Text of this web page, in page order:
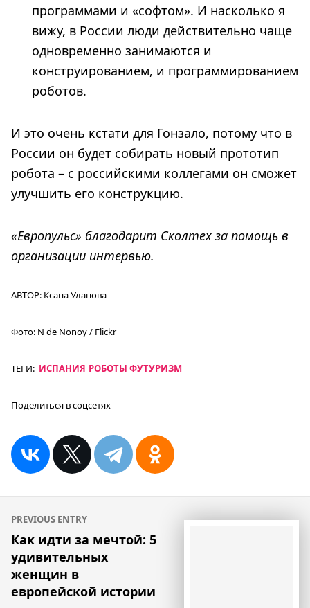
программами и «софтом». И насколько я
вижу, в России люди действительно чаще
одновременно занимаются и
конструированием, и программированием
роботов.
И это очень кстати для Гонзало, потому что в
России он будет собирать новый прототип
робота – с российскими коллегами он сможет
улучшить его конструкцию.
«Европульс» благодарит Сколтех за помощь в
организации интервью.
АВТОР: Ксана Уланова
Фото: N de Nonoy / Flickr
ТЕГИ: ИСПАНИЯ РОБОТЫ ФУТУРИЗМ
Поделиться в соцсетях
Навигация
по
записям
PREVIOUS ENTRY
Как идти за мечтой: 5
удивительных
женщин в
европейской истории